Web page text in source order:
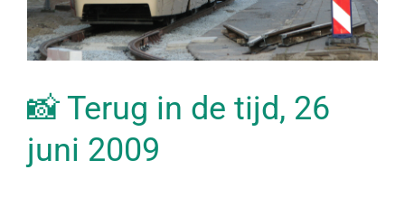
📸 Terug in de tijd, 26
juni 2009